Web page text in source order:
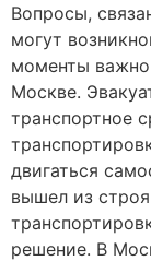
Вопросы,
могут
моменты важно
Москве.
транспортное
двигаться
вышел из
решение. В